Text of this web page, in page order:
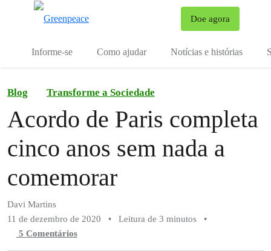
Doe agora
Informe-se Como ajudar Notícias e histórias
Blog Transforme a Sociedade
Acordo de Paris completa
cinco anos sem nada a
comemorar
Davi Martins
11 de dezembro de 2020
• Leitura de 3 minutos
•
5 Comentários